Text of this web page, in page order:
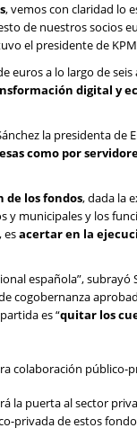
, vemos con claridad lo
de nuestros socios
el presidente de
euros a lo largo de
digital y
la presidenta de
como por
de los fondos, dada la
municipales y los
esacertar en la
española”,
cogobernanza
es “quitar los
colaboración público-
la puerta al sector
privada de estos